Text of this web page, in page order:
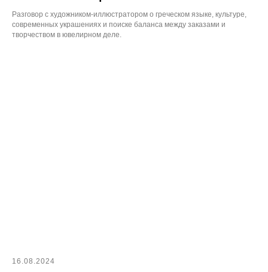
Разговор с художником-иллюстратором о греческом языке, культуре,
современных украшениях и поиске баланса между заказами и
творчеством в ювелирном деле.
16.08.2024